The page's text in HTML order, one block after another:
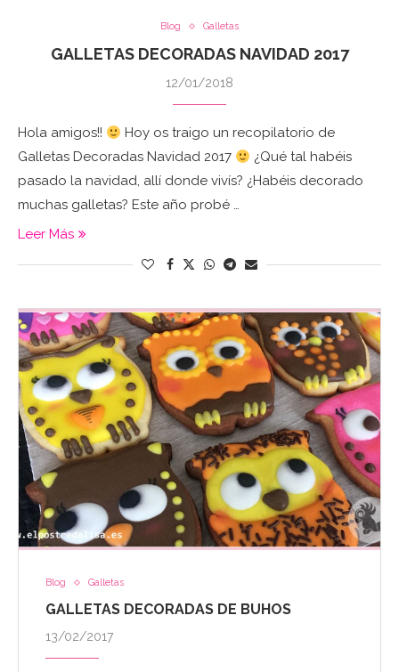
Blog Galletas
GALLETAS DECORADAS NAVIDAD 2017
12/01/2018
Hola amigos!!
Hoy os traigo un recopilatorio de
Galletas Decoradas Navidad 2017
¿Qué tal habéis
pasado la navidad, allí donde vivís? ¿Habéis decorado
muchas galletas? Este año probé …
Leer Más
Blog Galletas
GALLETAS DECORADAS DE BUHOS
13/02/2017